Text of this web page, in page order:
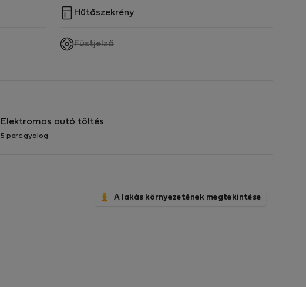
Hűtőszekrény
Füstjelző,
Elektromos autó töltés
5 perc gyalog
A lakás környezetének megtekintése